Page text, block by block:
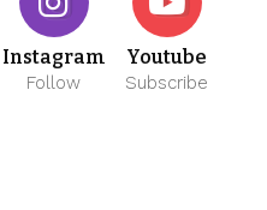
Instagram
Follow
Youtube
Subscribe